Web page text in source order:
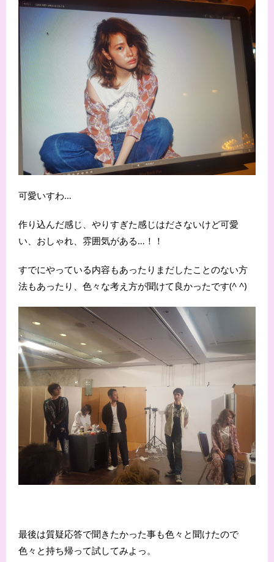
可愛いすわ…
作り込んだ感じ、やりすぎた感じはださないけど可愛
い、おしゃれ、雰囲気がある…！！
すでにやっている内容もあったりまだしたことのない方
法もあったり、色々な考え方が聞けて良かったです(^ ^)
最後は質疑応答で聞きたかった事も色々と聞けたので
色々と持ち帰って試してみよっ。